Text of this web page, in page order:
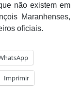
não existem em
Maranhenses,
oficiais.
Imprimir